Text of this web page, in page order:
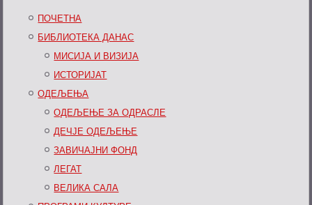
ПОЧЕТНА
БИБЛИОТЕКА ДАНАС
МИСИЈА И ВИЗИЈА
ИСТОРИЈАТ
ОДЕЉЕЊА
ОДЕЉЕЊЕ ЗА ОДРАСЛЕ
ДЕЧЈЕ ОДЕЉЕЊЕ
ЗАВИЧАЈНИ ФОНД
ЛЕГАТ
ВЕЛИКА САЛА